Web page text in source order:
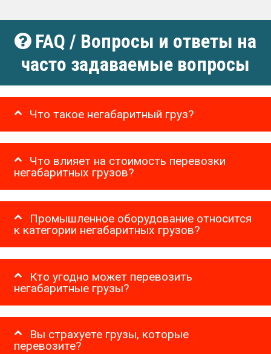
FAQ / Вопросы и ответы на
часто задаваемые вопросы
Что такое негабаритный груз?
Что влияет на стоимость перевозки
негабаритных грузов?
Промышленное оборудование относится
к категории негабаритных грузов?
Кто угодно может перевозить
негабаритные грузы?
Вы страхуете грузы, которые
перевозите?